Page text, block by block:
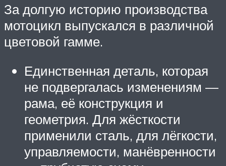
За долгую историю производства
мотоцикл выпускался в различной
цветовой гамме.
Единственная деталь, которая
не подвергалась изменениям —
рама, её конструкция и
геометрия. Для жёсткости
применили сталь, для лёгкости,
управляемости, манёвренности